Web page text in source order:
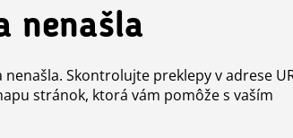
nenašla
nenašla. Skontrolujte preklepy v adrese
stránok, ktorá vám pomôže s vaším